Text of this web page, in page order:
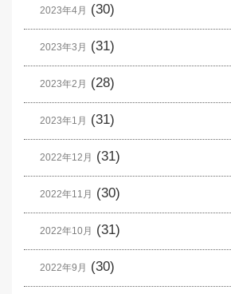
2023年4月 (30)
2023年3月 (31)
2023年2月 (28)
2023年1月 (31)
2022年12月 (31)
2022年11月 (30)
2022年10月 (31)
2022年9月 (30)